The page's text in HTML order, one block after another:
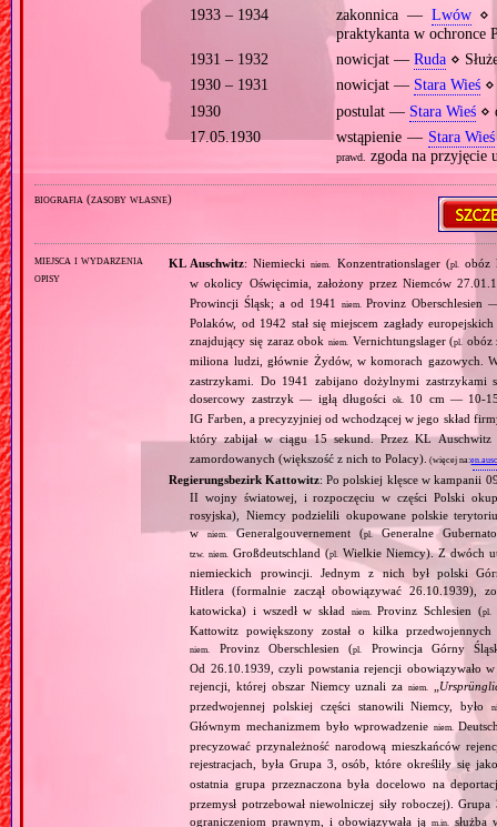
1933 – 1934
zakonnica — Lwów⋄
praktykanta w ochronce
1931 – 1932
nowicjat — Ruda⋄
1930 – 1931
nowicjat — Stara Wieś⋄
1930
postulat — Stara Wieś⋄
17.05.1930
wstąpienie — Stara Wieś
prawd. zgoda na przyjęcie
biografia (zasoby własne)
miejsca i wydarzenia
opisy
KL Auschwitz: Niemieckiniem. Konzentrationslager (pl. obóz
w okolicy Oświęcimia, założony przez Niemców
Prowincji Śląsk; a od 1941
niem. Provinz Oberschlesien
Polaków, od 1942 stał się miejscem zagłady
znajdujący się zaraz obok niem. Vernichtungslager (pl. obóz
miliona ludzi, głównie Żydów, w komorach gazowych.
zastrzykami. Do 1941 zabijano dożylnymi zastrzykami
dosercowy zastrzyk — igłą długości
ok.
10 cm —
IG Farben, a precyzyjniej od wchodzącej w jego skład
który zabijał w ciągu 15 sekund. Przez KL
zamordowanych (większość z nich to Polacy). (więcej na:
Regierungsbezirk Kattowitz: Po polskiej klęsce w kampanii
II wojny światowej, i rozpoczęciu w części Polski
rosyjska), Niemcy podzielili okupowane polskie
wniem.Generalgouvernement (pl.Generalne
tzw. niem. Großdeutschland (pl. Wielkie Niemcy). Z dwóch
niemieckich prowincji. Jednym z nich był polski
Hitlera (formalnie zaczął obowiązywać 26.10.1939),
katowicka) i wszedł w skład
niem. Provinz Schlesien (pl.
Kattowitz powiększony został o kilka
niem. Provinz Oberschlesien (pl.
Prowincja Górny
Od 26.10.1939, czyli powstania rejencji obowiązywało
rejencji, której obszar Niemcy uznali za niem.
przedwojennej polskiej części stanowili Niemcy, było
Głównym mechanizmem było wprowadzenie niem.
precyzować przynależność narodową mieszkańców
rejestracjach, była Grupa 3, osób, które określiły się
ostatnia grupa przeznaczona była docelowo na
przemysł potrzebował niewolniczej siły roboczej).
ograniczeniom prawnym, i obowiązywała jąm.in. służba